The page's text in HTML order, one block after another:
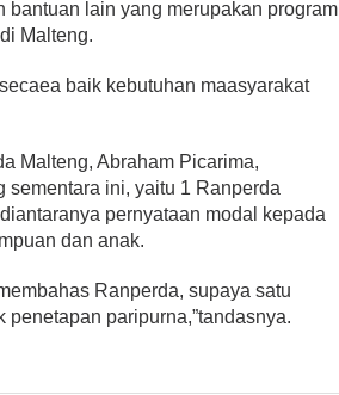
bantuan lain yang merupakan program
Malteng.
baik kebutuhan maasyarakat
Malteng, Abraham Picarima,
sementara ini, yaitu 1 Ranperda
pernyataan modal kepada
dan anak.
Ranperda, supaya satu
paripurna,”tandasnya.